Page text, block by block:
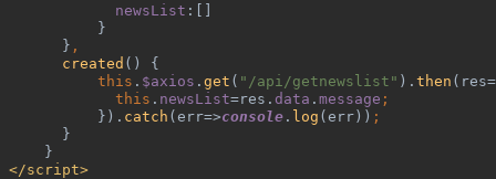
newsList :[]
}
} ,
created () {
this . $axios . get ( "/api/getnewslist" ). then
this . newsList=res. data . message ;
}). catch (err=>console . log (err)) ;
}
}
</script>